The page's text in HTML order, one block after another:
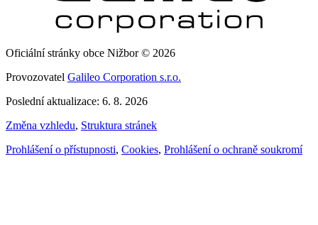
Oficiální stránky obce Nižbor © 2026
Provozovatel Galileo Corporation s.r.o.
Poslední aktualizace: 6. 8. 2026
Změna vzhledu, Struktura stránek
Prohlášení o přístupnosti, Cookies, Prohlášení o ochraně soukromí